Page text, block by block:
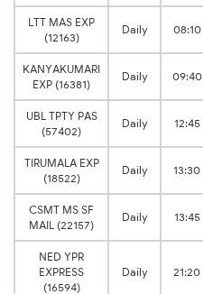
LTT MAS EXP
(12163)
Daily 08:10
KANYAKUMARI
EXP (16381)
Daily 09:40
UBL TPTY PAS
(57402)
Daily 12:45
TIRUMALA EXP
(18522)
Daily 13:30
CSMT MS SF
MAIL (22157)
Daily 13:45
NED YPR
EXPRESS
(16594)
Daily 21:20